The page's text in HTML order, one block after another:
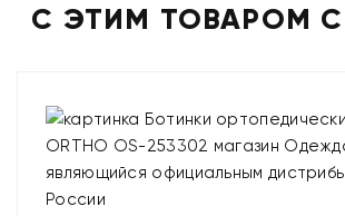
С ЭТИМ ТОВАРОМ